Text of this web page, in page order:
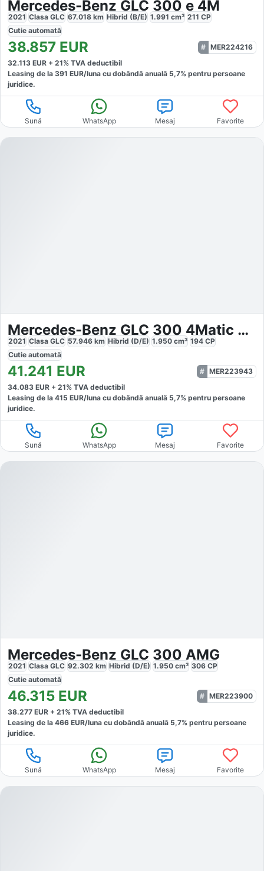
Mercedes-Benz GLC 300 e 4M
2021 Clasa GLC 67.018 km Hibrid (B/E) 1.991 cm³ 211 CP
Cutie automată
38.857 EUR
MER224216
32.113 EUR + 21% TVA deductibil
Leasing de la 391 EUR/luna cu dobăndă anuală 5,7% pentru persoane
juridice.
Sună WhatsApp Mesaj Favorite
Mercedes-Benz GLC 300 4Matic Ditronic AIRBody AHK
2021 Clasa GLC 57.946 km Hibrid (D/E) 1.950 cm³ 194 CP
Cutie automată
41.241 EUR
MER223943
34.083 EUR + 21% TVA deductibil
Leasing de la 415 EUR/luna cu dobăndă anuală 5,7% pentru persoane
juridice.
Sună WhatsApp Mesaj Favorite
Mercedes-Benz GLC 300 AMG
2021 Clasa GLC 92.302 km Hibrid (D/E) 1.950 cm³ 306 CP
Cutie automată
46.315 EUR
MER223900
38.277 EUR + 21% TVA deductibil
Leasing de la 466 EUR/luna cu dobăndă anuală 5,7% pentru persoane
juridice.
Sună WhatsApp Mesaj Favorite